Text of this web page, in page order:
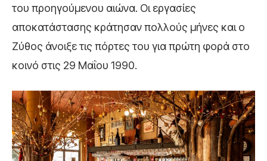
του προηγούμενου αιώνα. Οι εργασίες
αποκατάστασης κράτησαν πολλούς μήνες και ο
Ζύθος άνοιξε τις πόρτες του για πρώτη φορά στο
κοινό στις 29 Μαΐου 1990.